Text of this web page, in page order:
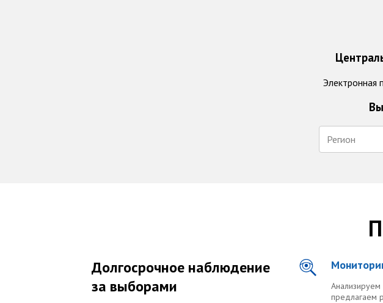
Электронная
Регион
Долгосрочное наблюдение
за выборами
предлагаем